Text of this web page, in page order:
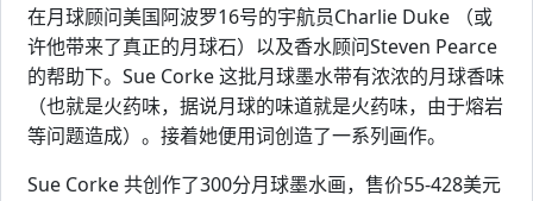
在月球顾问美国阿波罗16号的宇航员Charlie Duke （或
许他带来了真正的月球石）以及香水顾问Steven Pearce
的帮助下。Sue Corke 这批月球墨水带有浓浓的月球香味
（也就是火药味，据说月球的味道就是火药味，由于熔岩
等问题造成）。接着她便用词创造了一系列画作。
Sue Corke 共创作了300分月球墨水画，售价55-428美元